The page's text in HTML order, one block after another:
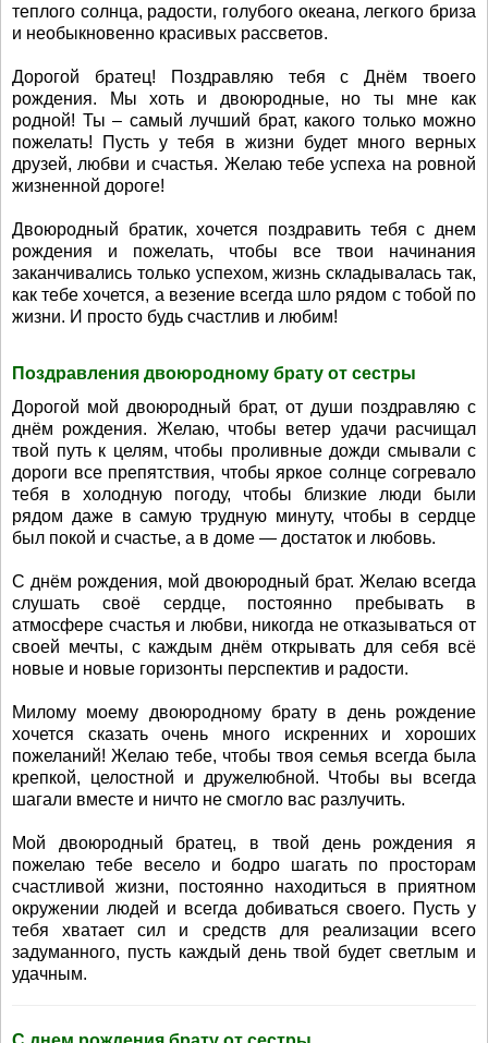
теплого солнца, радости, голубого океана, легкого бриза
и необыкновенно красивых рассветов.
Дорогой братец! Поздравляю тебя с Днём твоего
рождения. Мы хоть и двоюродные, но ты мне как
родной! Ты – самый лучший брат, какого только можно
пожелать! Пусть у тебя в жизни будет много верных
друзей, любви и счастья. Желаю тебе успеха на ровной
жизненной дороге!
Двоюродный братик, хочется поздравить тебя с днем
рождения и пожелать, чтобы все твои начинания
заканчивались только успехом, жизнь складывалась так,
как тебе хочется, а везение всегда шло рядом с тобой по
жизни. И просто будь счастлив и любим!
Поздравления двоюродному брату от сестры
Дорогой мой двоюродный брат, от души поздравляю с
днём рождения. Желаю, чтобы ветер удачи расчищал
твой путь к целям, чтобы проливные дожди смывали с
дороги все препятствия, чтобы яркое солнце согревало
тебя в холодную погоду, чтобы близкие люди были
рядом даже в самую трудную минуту, чтобы в сердце
был покой и счастье, а в доме — достаток и любовь.
С днём рождения, мой двоюродный брат. Желаю всегда
слушать своё сердце, постоянно пребывать в
атмосфере счастья и любви, никогда не отказываться от
своей мечты, с каждым днём открывать для себя всё
новые и новые горизонты перспектив и радости.
Милому моему двоюродному брату в день рождение
хочется сказать очень много искренних и хороших
пожеланий! Желаю тебе, чтобы твоя семья всегда была
крепкой, целостной и дружелюбной. Чтобы вы всегда
шагали вместе и ничто не смогло вас разлучить.
Мой двоюродный братец, в твой день рождения я
пожелаю тебе весело и бодро шагать по просторам
счастливой жизни, постоянно находиться в приятном
окружении людей и всегда добиваться своего. Пусть у
тебя хватает сил и средств для реализации всего
задуманного, пусть каждый день твой будет светлым и
удачным.